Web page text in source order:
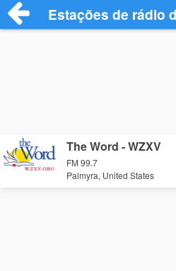
Estações de rádio
The Word - WZXV
FM 99.7
Palmyra, United States